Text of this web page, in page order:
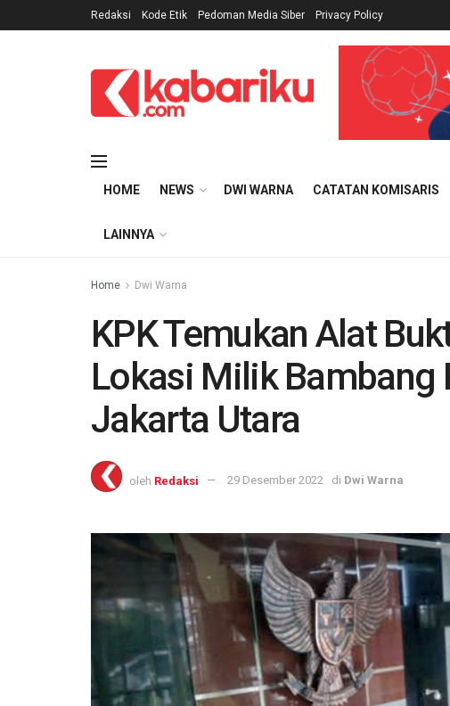
Redaksi Kode Etik Pedoman Media Siber Privacy Policy
HOME NEWS DWI WARNA CATATAN KOMISARIS
LAINNYA
Home Dwi Warna
KPK Temukan Alat
Lokasi Milik Bambang
Jakarta Utara
oleh Redaksi 29 Desember 2022 di Dwi Warna